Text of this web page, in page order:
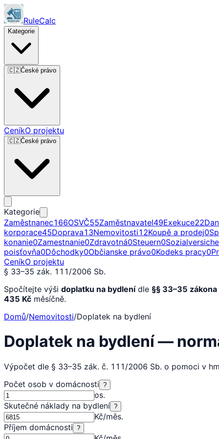
RuleCalc
Kategorie
🇨🇿České právo
CeníkO projektu
🇨🇿České právo
Kategorie
Zaměstnanec166OSVČ55Zaměstnavatel49Exekuce22
korporace45Doprava13Nemovitosti12Koupě a prodej0
konanie0Zamestnanie0Zdravotná0Steuern0
poisťovňa0Dôchodky0Občianske právo0Kodeks pracy0
CeníkO projektu
§ 33–35 zák. 111/2006 Sb.
Spočítejte výši doplatku na bydlenídle §§ 33–35
435 Kč měsíčně.
Domů/Nemovitosti/Doplatek na bydlení
Doplatek na bydlení —
Výpočet dle § 33–35 zák. č. 111/2006 Sb. o pomoci v
Počet osob v domácnosti ?
os.
Skutečné náklady na bydlení ?
Kč/měs.
Příjem domácnosti ?